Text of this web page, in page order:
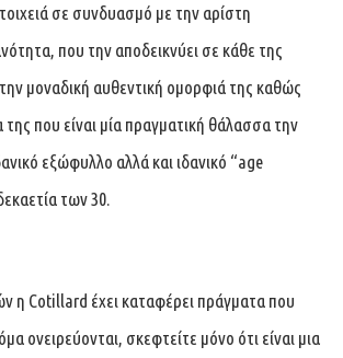
σε συνδυασμό με την αρίστη
που την αποδεικνύει σε κάθε της
την μοναδική αυθεντική ομορφιά της καθώς
της που είναι μία πραγματική θάλασσα την
εξώφυλλο αλλά και ιδανικό “age
των 30.
η Cotillard έχει καταφέρει πράγματα που
ονειρεύονται, σκεφτείτε μόνο ότι είναι μια